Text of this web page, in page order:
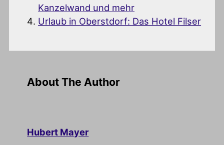
Kanzelwand und mehr
Urlaub in Oberstdorf: Das Hotel Filser
About The Author
Hubert Mayer